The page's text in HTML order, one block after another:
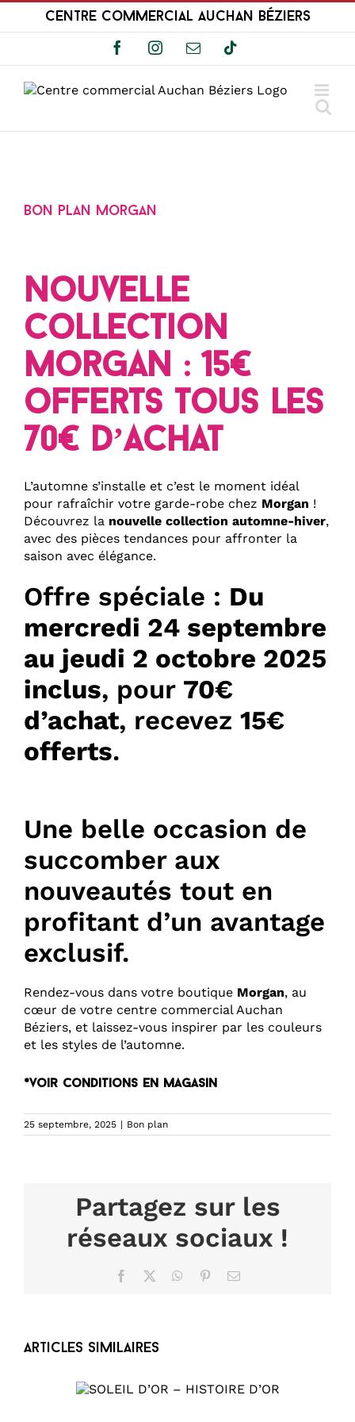
Passer
Centre Commercial Auchan Béziers
FacebookInstagramEmailTiktok
Bon plan Morgan
Nouvelle
collection
Morgan : 15€
offerts tous les
70€ d’achat
L’automne s’installe et c’est le moment idéal
pour rafraîchir votre garde-robe chez Morgan !
Découvrez la nouvelle collection automne-hiver,
avec des pièces tendances pour affronter la
saison avec élégance.
Offre spéciale : Du
mercredi 24 septembre
au jeudi 2 octobre 2025
inclus, pour 70€
d’achat, recevez 15€
offerts.
Une belle occasion de
succomber aux
nouveautés tout en
profitant d’un avantage
exclusif.
Rendez-vous dans votre boutique Morgan, au
cœur de votre centre commercial Auchan
Béziers, et laissez-vous inspirer par les couleurs
et les styles de l’automne.
*voir conditions en magasin
25 septembre, 2025 | Bon plan
Partagez sur les
réseaux sociaux !
Facebook WhatsApp
PinterestEmail
Articles similaires